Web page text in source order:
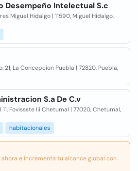
Desempeño Intelectual S.c
Miguel Hidalgo | 11590, Miguel Hidalgo,
21, La Concepcion Puebla | 72820, Puebla,
S.a De C.v
Fovissste Iii Chetumal | 77020, Chetumal,
habitacionales
e incrementa tu alcance global con